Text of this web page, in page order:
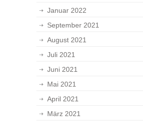
Januar 2022
September 2021
August 2021
Juli 2021
Juni 2021
Mai 2021
April 2021
März 2021